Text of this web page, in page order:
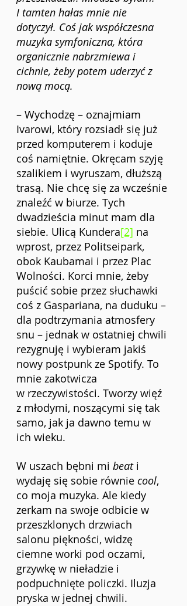
I tamten hałas mnie nie
dotyczył. Coś jak współczesna
muzyka symfoniczna, która
organicznie nabrzmiewa i
cichnie, żeby potem uderzyć z
nową mocą.
– Wychodzę – oznajmiam
Ivarowi, który rozsiadł się już
przed komputerem i koduje
coś namiętnie. Okręcam szyję
szalikiem i wyruszam, dłuższą
trasą. Nie chcę się za wcześnie
znaleźć w biurze. Tych
dwadzieścia minut mam dla
siebie. Ulicą Kundera[2] na
wprost, przez Politseipark,
obok Kaubamai i przez Plac
Wolności. Korci mnie, żeby
puścić sobie przez słuchawki
coś z Gaspariana, na duduku –
dla podtrzymania atmosfery
snu – jednak w ostatniej chwili
rezygnuję i wybieram jakiś
nowy postpunk ze Spotify. To
mnie zakotwicza
w rzeczywistości. Tworzy więź
z młodymi, noszącymi się tak
samo, jak ja dawno temu w
ich wieku.
W uszach bębni mi beat i
wydaję się sobie równie cool,
co moja muzyka. Ale kiedy
zerkam na swoje odbicie w
przeszklonych drzwiach
salonu piękności, widzę
ciemne worki pod oczami,
grzywkę w nieładzie i
podpuchnięte policzki. Iluzja
pryska w jednej chwili.